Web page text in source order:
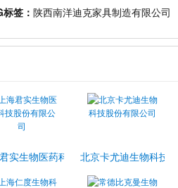
签： 陕西南洋迪克家具制造有限公司
限公司
实生物医药科技股份有限公司
北京卡尤迪生物科技